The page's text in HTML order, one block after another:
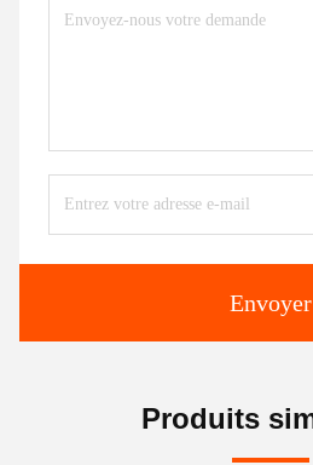
Envoyer
Produits